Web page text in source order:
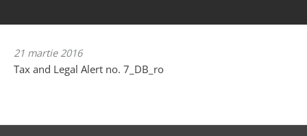
21 martie 2016
Tax and Legal Alert no. 7_DB_ro